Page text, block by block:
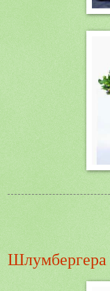
Шлумбергера